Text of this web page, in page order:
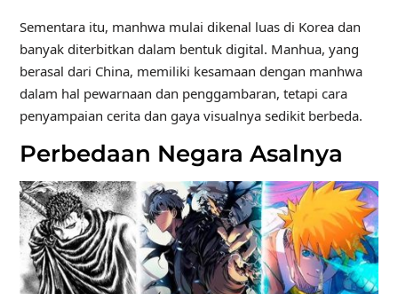
Sementara itu, manhwa mulai dikenal luas di Korea dan
banyak diterbitkan dalam bentuk digital. Manhua, yang
berasal dari China, memiliki kesamaan dengan manhwa
dalam hal pewarnaan dan penggambaran, tetapi cara
penyampaian cerita dan gaya visualnya sedikit berbeda.
Perbedaan Negara Asalnya